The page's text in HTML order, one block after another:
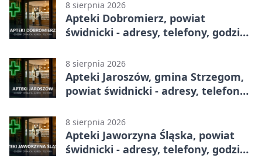
8 sierpnia 2026
Apteki Dobromierz, powiat
świdnicki - adresy, telefony, godziny
8 sierpnia 2026
Apteki Jaroszów, gmina Strzegom,
powiat świdnicki - adresy, telefony,
8 sierpnia 2026
Apteki Jaworzyna Śląska, powiat
świdnicki - adresy, telefony, godziny